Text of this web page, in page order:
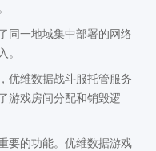
同一地域集中部署的网络
。
优维数据战斗服托管服务
游戏房间分配和销毁逻
要的功能。优维数据游戏